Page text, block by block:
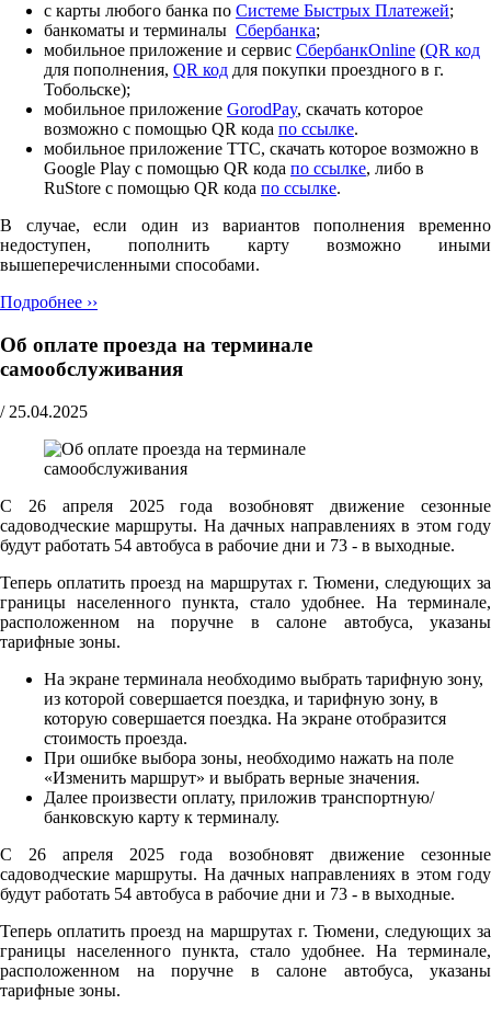
с карты любого банка по Cистеме Быстрых Платежей;
банкоматы и терминалы Сбербанка;
мобильное приложение и сервис СбербанкOnline (QR код
для пополнения, QR код для покупки проездного в г.
Тобольске);
мобильное приложение GorodPay, скачать которое
возможно с помощью QR кода по ссылке.
мобильное приложение ТТС, скачать которое возможно в
Google Play с помощью QR кода по ссылке, либо в
RuStore с помощью QR кода по ссылке.
В случае, если один из вариантов пополнения временно
недоступен, пополнить карту возможно иными
вышеперечисленными способами.
Подробнее ››
Об оплате проезда на терминале
самообслуживания
/ 25.04.2025
С 26 апреля 2025 года возобновят движение сезонные
садоводческие маршруты. На дачных направлениях в этом году
будут работать 54 автобуса в рабочие дни и 73 - в выходные.
Теперь оплатить проезд на маршрутах г. Тюмени, следующих за
границы населенного пункта, стало удобнее. На терминале,
расположенном на поручне в салоне автобуса, указаны
тарифные зоны.
На экране терминала необходимо выбрать тарифную зону,
из которой совершается поездка, и тарифную зону, в
которую совершается поездка. На экране отобразится
стоимость проезда.
При ошибке выбора зоны, необходимо нажать на поле
«Изменить маршрут» и выбрать верные значения.
Далее произвести оплату, приложив транспортную/
банковскую карту к терминалу.
С 26 апреля 2025 года возобновят движение сезонные
садоводческие маршруты. На дачных направлениях в этом году
будут работать 54 автобуса в рабочие дни и 73 - в выходные.
Теперь оплатить проезд на маршрутах г. Тюмени, следующих за
границы населенного пункта, стало удобнее. На терминале,
расположенном на поручне в салоне автобуса, указаны
тарифные зоны.